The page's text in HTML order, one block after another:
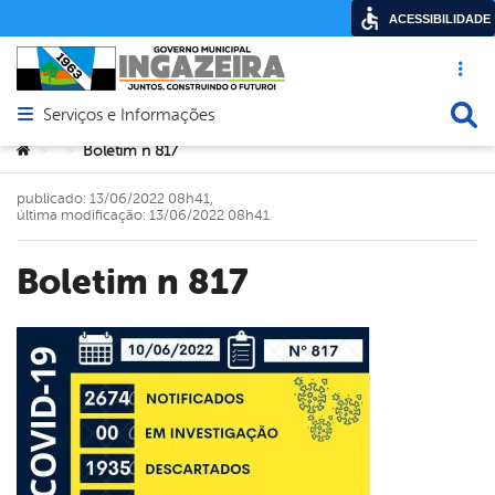
Acesso
Abrir menu principal de navegação
Serviços e Informações
Você está aqui:
> > Boletim n 817
Boletim n 817
publicado: 13/06/2022 08h41,
última modificação: 13/06/2022 08h41
ACESSIBILIDADE